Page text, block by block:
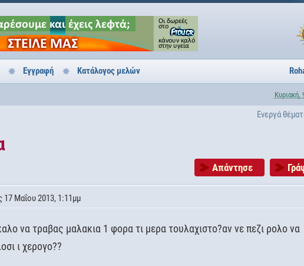
Εγγραφή Κατάλογος μελών
Κυριακή,
Ενεργά
Απάντησε
17 Μαΐου 2013, 1:11μμ
να τραβας μαλακια 1 φορα τι μερα τουλαχιστο?αν νε πεζι ρολο να
ι χερογο??